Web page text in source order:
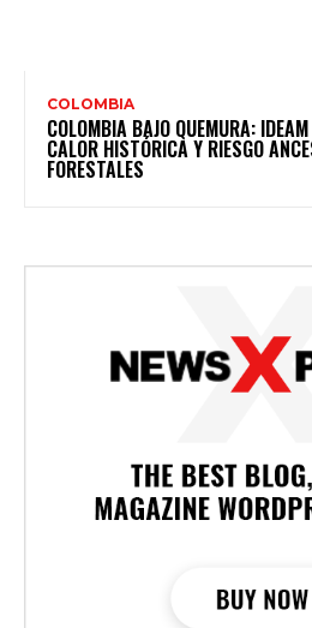
COLOMBIA
COLOMBIA BAJO QUEMURA:
CALOR HISTÓRICA Y RIESGO
FORESTALES